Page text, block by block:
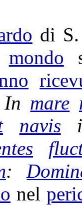
di S.
mondo
In mare
navis
:
nel